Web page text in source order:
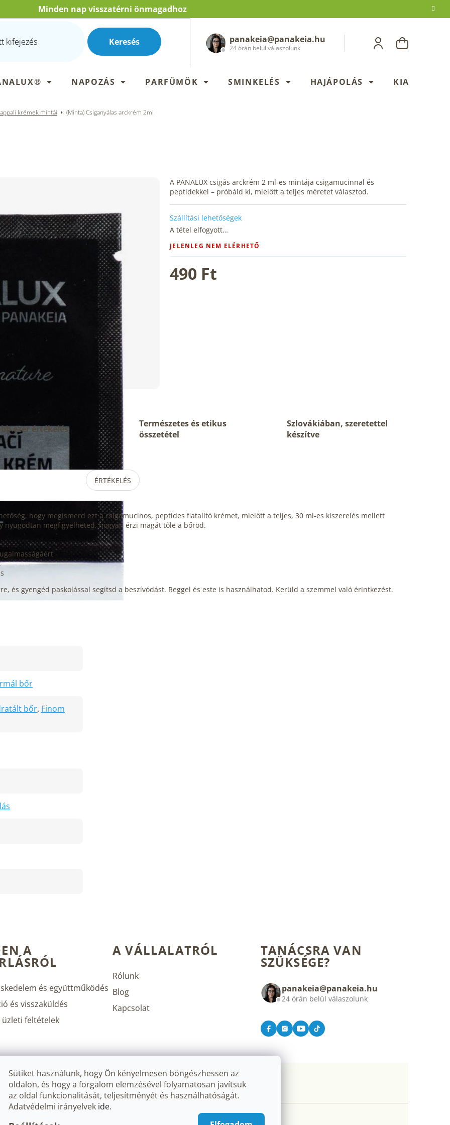
Sütiket használunk, hogy Ön kényelmesen böngészhessen az
oldalon, és hogy a forgalom elemzésével folyamatosan javítsuk
az oldal funkcionalitását, teljesítményét és használhatóságát.
Adatvédelmi irányelvek ide.
Minden nap visszatérni önmagadhoz
Keresés KOSÁR
panakeia@panakeia.hu
24 órán belül válaszolunk
NAPOZÁS PARFÜMÖK SMINKELÉS HAJÁPOLÁS KIADÁSOK
krémek mintái (Minta) Csiganyálas arckrém 2ml
490 Ft
JELENLEG NEM ELÉRHETŐ
Szállítási lehetőségek
A tétel elfogyott…
A PANALUX csigás arckrém 2 ml-es mintája csigamucinnal és
peptidekkel – próbáld ki, mielőtt a teljes méretet választod.
ezer értékelés
Természetes és etikus
összetétel
Szlovákiában, szeretettel
készítve
ÉRTÉKELÉS
hogy megismerd ezt a csigamucinos, peptides fiatalító krémet, mielőtt a teljes, 30 ml-es kiszerelés mellett
megfigyelheted, hogyan érzi magát tőle a bőröd.
és gyengéd paskolással segítsd a beszívódást. Reggel és este is használhatod. Kerüld a szemmel való érintkezést.
bőr
bőr, Finom
A
és együttműködés
és visszaküldés
feltételek
A VÁLLALATRÓL
Rólunk
Blog
Kapcsolat
TANÁCSRA VAN
SZÜKSÉGE?
panakeia@panakeia.hu
24 órán belül válaszolunk